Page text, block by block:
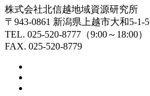
株式会社北信越地域資源研究所
〒943-0861 新潟県上越市大和5-1-5
TEL. 025-520-8777（9:00～18:00）
FAX. 025-520-8779